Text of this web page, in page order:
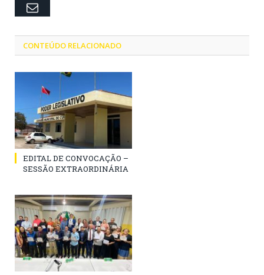
Email
CONTEÚDO RELACIONADO
EDITAL DE CONVOCAÇÃO –
SESSÃO EXTRAORDINÁRIA